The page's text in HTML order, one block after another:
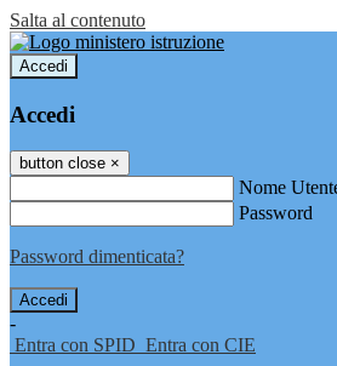
Salta al contenuto
Accedi
Accedi
button close ×
Nome
Password
Password dimenticata?
-
Entra con SPID Entra con CIE